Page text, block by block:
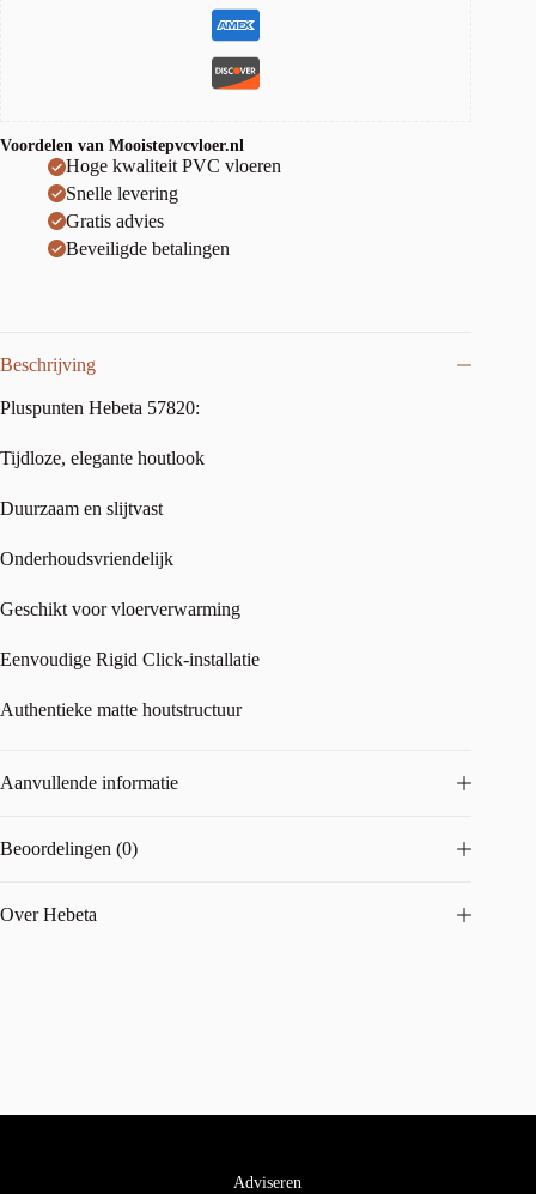
Voordelen van Mooistepvcvloer.nl
Hoge kwaliteit PVC vloeren
Snelle levering
Gratis advies
Beveiligde betalingen
Beschrijving
Pluspunten Hebeta 57820:
Tijdloze, elegante houtlook
Duurzaam en slijtvast
Onderhoudsvriendelijk
Geschikt voor vloerverwarming
Eenvoudige Rigid Click-installatie
Authentieke matte houtstructuur
Aanvullende informatie
Beoordelingen (0)
Over Hebeta
Adviseren